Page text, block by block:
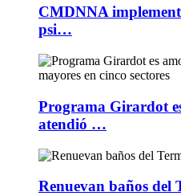
CMDNNA
psi…
Programa Girardot
atendió …
Renuevan baños del